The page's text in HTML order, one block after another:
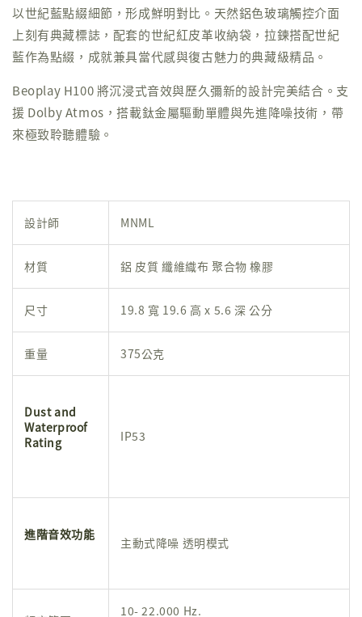
以世紀藍點綴細節，形成鮮明對比。天然鋁色玻璃觸控介面
上刻有典藏標誌，配套的世紀紅皮革收納袋，拉鍊搭配世紀
藍作為點綴，成就兼具當代感與復古魅力的典藏級精品。
Beoplay H100 將沉浸式音效與歷久彌新的設計完美結合。支
援 Dolby Atmos，搭載鈦金屬驅動單體與先進降噪技術，帶
來極致聆聽體驗。
設計師 MNML
材質 鋁 皮質 纖維織布 聚合物 橡膠
尺寸 19.8 寬 19.6 高 x 5.6 深 公分
重量 375公克
Dust and
Waterproof
Rating
IP53
進階音效功能
主動式降噪 透明模式
10- 22.000 Hz.